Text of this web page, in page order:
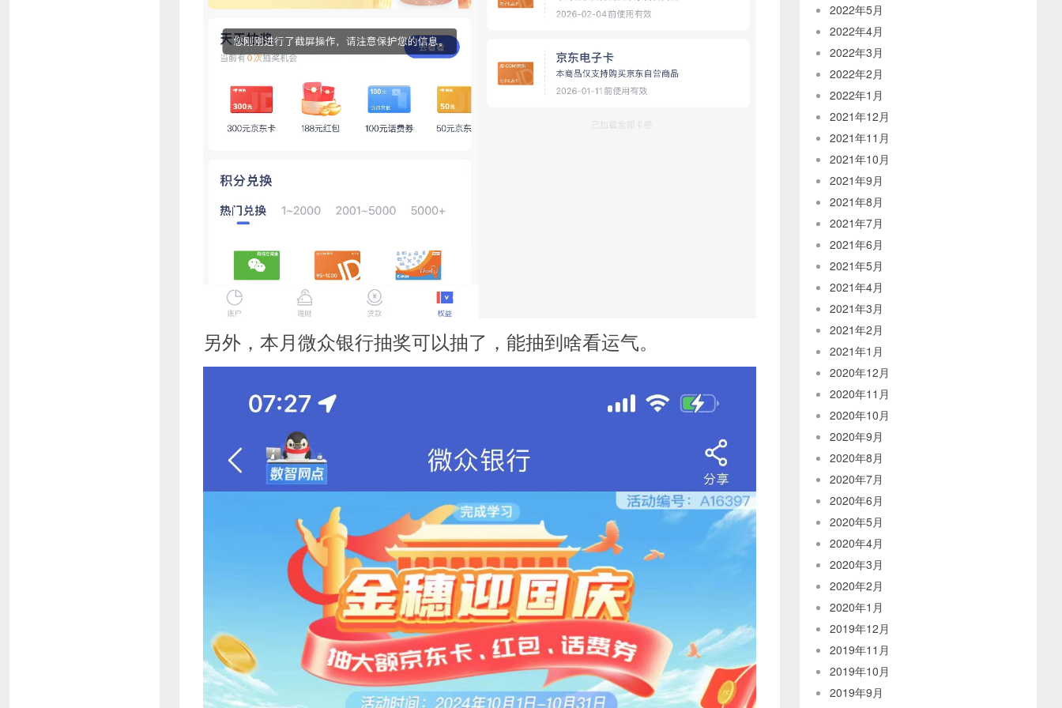
另外，本月微众银行抽奖可以抽了，能抽到啥看运气。
2022年5月
2022年4月
2022年3月
2022年2月
2022年1月
2021年12月
2021年11月
2021年10月
2021年9月
2021年8月
2021年7月
2021年6月
2021年5月
2021年4月
2021年3月
2021年2月
2021年1月
2020年12月
2020年11月
2020年10月
2020年9月
2020年8月
2020年7月
2020年6月
2020年5月
2020年4月
2020年3月
2020年2月
2020年1月
2019年12月
2019年11月
2019年10月
2019年9月